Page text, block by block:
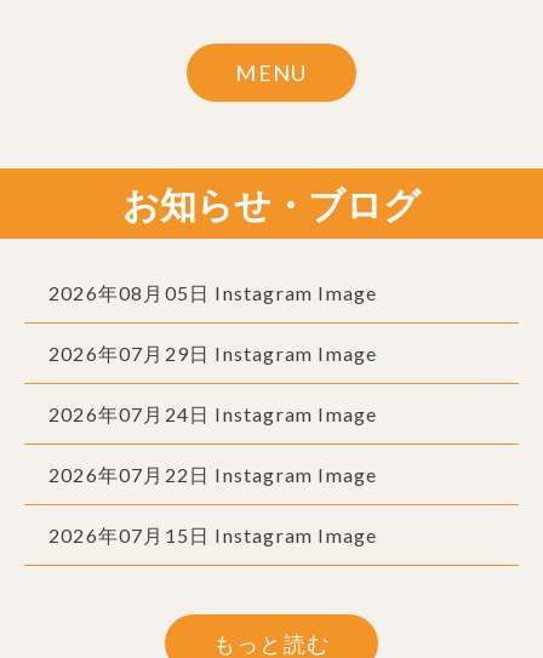
MENU
お知らせ・ブログ
2026年08月05日 Instagram Image
2026年07月29日 Instagram Image
2026年07月24日 Instagram Image
2026年07月22日 Instagram Image
2026年07月15日 Instagram Image
もっと読む